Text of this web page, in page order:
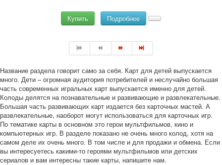
Купить Подробнее
Название раздела говорит само за себя. Карт для детей выпускается
много. Дети – огромная аудитория потребителей и неслучайно большая
часть современных игральных карт выпускается именно для детей.
Колоды делятся на познавательные и развивающие и развлекательные.
Большая часть развивающих карт издается без карточных мастей. А
развлекательные, наоборот могут использоваться для карточных игр.
По тематике карты в основном это герои мультфильмов, кино и
компьютерных игр. В разделе показано не очень много колод, хотя на
самом деле их очень много. В том числе и для продажи и обмена. Если
вы интересуетесь какими-то героями мультфильмов или детских
сериалов и вам интересны такие карты, напишите нам.